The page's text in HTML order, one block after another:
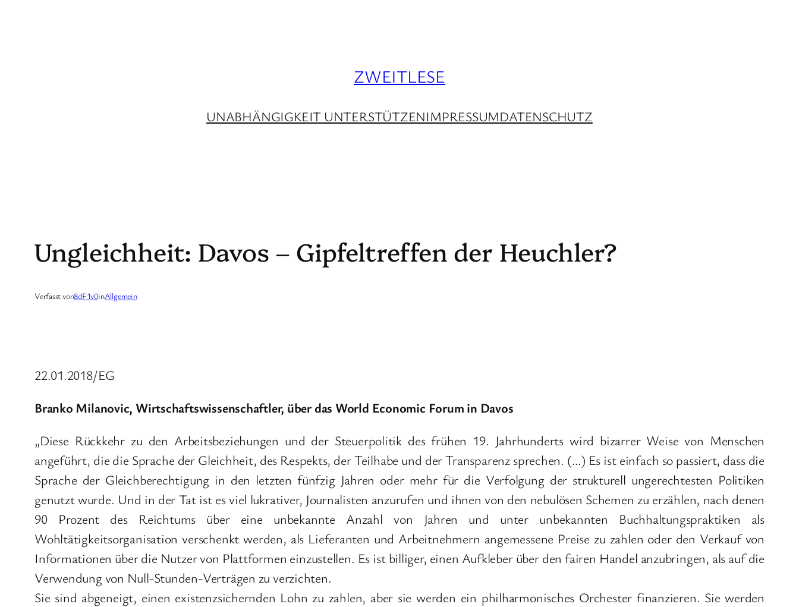
ZWEITLESE
UNABHÄNGIGKEIT UNTERSTÜTZENIMPRESSUMDATENSCHUTZ
Ungleichheit: Davos – Gipfeltreffen der Heuchler?
Verfasst von8dF1v0inAllgemein
22.01.2018/EG
Branko Milanovic, Wirtschaftswissenschaftler, über das World Economic Forum in Davos
„Diese Rückkehr zu den Arbeitsbeziehungen und der Steuerpolitik des frühen 19. Jahrhunderts wird bizarrer Weise von Menschen
angeführt, die die Sprache der Gleichheit, des Respekts, der Teilhabe und der Transparenz sprechen. (…) Es ist einfach so passiert, dass die
Sprache der Gleichberechtigung in den letzten fünfzig Jahren oder mehr für die Verfolgung der strukturell ungerechtesten Politiken
genutzt wurde. Und in der Tat ist es viel lukrativer, Journalisten anzurufen und ihnen von den nebulösen Schemen zu erzählen, nach denen
90 Prozent des Reichtums über eine unbekannte Anzahl von Jahren und unter unbekannten Buchhaltungspraktiken als
Wohltätigkeitsorganisation verschenkt werden, als Lieferanten und Arbeitnehmern angemessene Preise zu zahlen oder den Verkauf von
Informationen über die Nutzer von Plattformen einzustellen. Es ist billiger, einen Aufkleber über den fairen Handel anzubringen, als auf die
Verwendung von Null-Stunden-Verträgen zu verzichten.
Sie sind abgeneigt, einen existenzsichernden Lohn zu zahlen, aber sie werden ein philharmonisches Orchester finanzieren. Sie werden